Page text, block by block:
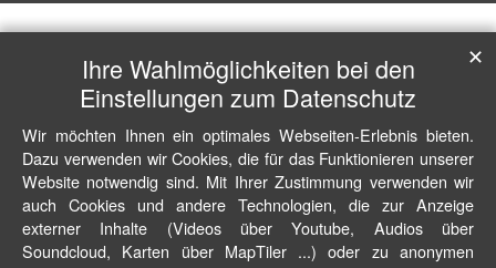
Ihre Wahlmöglichkeiten bei den
Einstellungen zum Datenschutz
Wir möchten Ihnen ein optimales Webseiten-Erlebnis bieten.
Dazu verwenden wir Cookies, die für das Funktionieren unserer
Website notwendig sind. Mit Ihrer Zustimmung verwenden wir
auch Cookies und andere Technologien, die zur Anzeige
externer Inhalte (Videos über Youtube, Audios über
Soundcloud, Karten über MapTiler ...) oder zu anonymen
✕